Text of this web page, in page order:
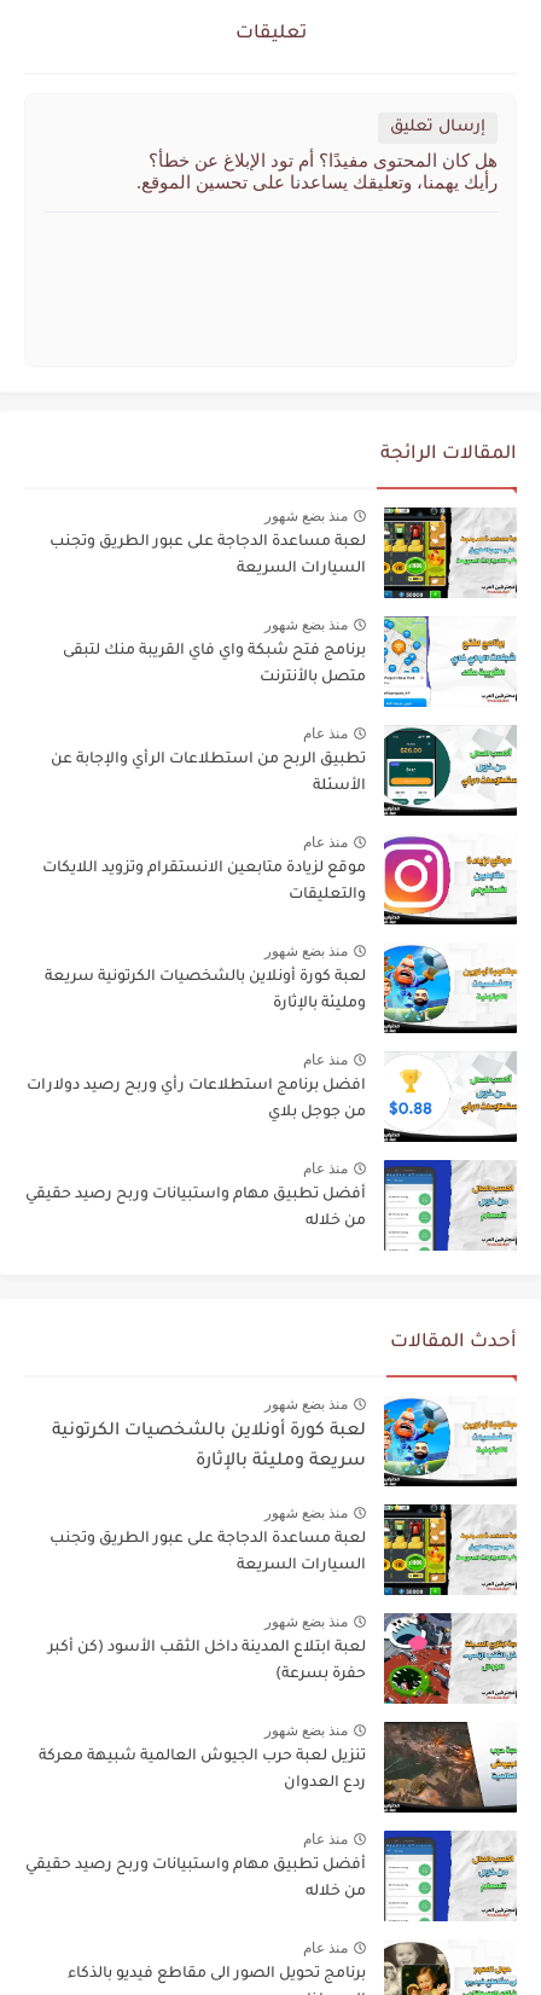
تعليقات
إرسال تعليق
هل كان المحتوى مفيدًا؟ أم تود الإبلاغ عن خطأ؟
رأيك يهمنا، وتعليقك يساعدنا على تحسين الموقع.
المقالات الرائجة
منذ بضع شهور
لعبة مساعدة الدجاجة على عبور الطريق وتجنب
السيارات السريعة
منذ بضع شهور
برنامج فتح شبكة واي فاي القريبة منك لتبقى
متصل بالأنترنت
منذ عام
تطبيق الربح من استطلاعات الرأي والإجابة عن
الأسئلة
منذ عام
موقع لزيادة متابعين الانستقرام وتزويد اللايكات
والتعليقات
منذ بضع شهور
لعبة كورة أونلاين بالشخصيات الكرتونية سريعة
ومليئة بالإثارة
منذ عام
افضل برنامج استطلاعات رأي وربح رصيد دولارات
من جوجل بلاي
منذ عام
أفضل تطبيق مهام واستبيانات وربح رصيد حقيقي
من خلاله
أحدث المقالات
منذ بضع شهور
لعبة كورة أونلاين بالشخصيات الكرتونية
سريعة ومليئة بالإثارة
منذ بضع شهور
لعبة مساعدة الدجاجة على عبور الطريق وتجنب
السيارات السريعة
منذ بضع شهور
لعبة ابتلاع المدينة داخل الثقب الأسود (كن أكبر
حفرة بسرعة)
منذ بضع شهور
تنزيل لعبة حرب الجيوش العالمية شبيهة معركة
ردع العدوان
منذ عام
أفضل تطبيق مهام واستبيانات وربح رصيد حقيقي
من خلاله
منذ عام
برنامج تحويل الصور الى مقاطع فيديو بالذكاء